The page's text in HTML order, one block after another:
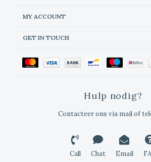
MY ACCOUNT
GET IN TOUCH
Hulp nodig?
Contacteer ons via mail of
Call Chat Email